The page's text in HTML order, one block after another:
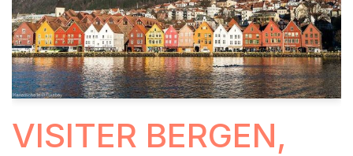
VISITER BERGEN,